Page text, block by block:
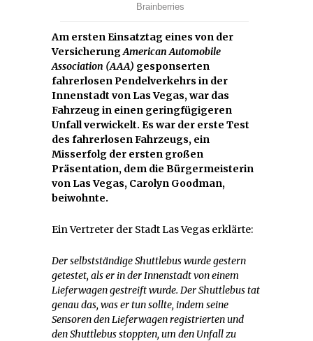
Am ersten Einsatztag eines von der
VersicherungAmerican Automobile
Association (AAA) gesponserten
fahrerlosen Pendelverkehrs in der
Innenstadt von Las Vegas, war das
Fahrzeug in einen geringfügigeren
Unfall verwickelt. Es war der erste Test
des fahrerlosen Fahrzeugs, ein
Misserfolg der ersten großen
Präsentation, dem die Bürgermeisterin
von Las Vegas, Carolyn Goodman,
beiwohnte.
Ein Vertreter der Stadt Las Vegas erklärte:
Der selbstständige Shuttlebus wurde gestern
getestet, als er in der Innenstadt von einem
Lieferwagen gestreift wurde. Der Shuttlebus tat
genau das, was er tun sollte, indem seine
Sensoren den Lieferwagen registrierten und
den Shuttlebus stoppten, um den Unfall zu